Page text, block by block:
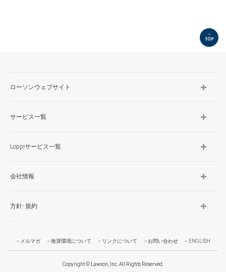
ローソンウェブサイト
サービス一覧
Loppiサービス一覧
会社情報
方針･規約
メルマガ 推奨環境について リンクについて お問い合わせ ENGLISH
Copyright © Lawson, Inc. All Rights Reserved.